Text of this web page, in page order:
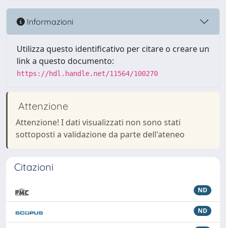
Informazioni
Utilizza questo identificativo per citare o creare un
link a questo documento:
https://hdl.handle.net/11564/100270
Attenzione
Attenzione! I dati visualizzati non sono stati
sottoposti a validazione da parte dell'ateneo
Citazioni
ND
ND